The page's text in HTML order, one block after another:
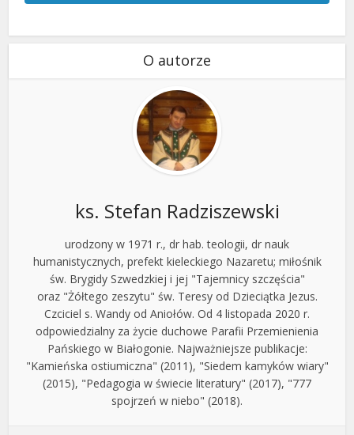
O autorze
ks. Stefan Radziszewski
urodzony w 1971 r., dr hab. teologii, dr nauk
humanistycznych, prefekt kieleckiego Nazaretu; miłośnik
św. Brygidy Szwedzkiej i jej "Tajemnicy szczęścia"
oraz "Żółtego zeszytu" św. Teresy od Dzieciątka Jezus.
Czciciel s. Wandy od Aniołów. Od 4 listopada 2020 r.
odpowiedzialny za życie duchowe Parafii Przemienienia
Pańskiego w Białogonie. Najważniejsze publikacje:
"Kamieńska ostiumiczna" (2011), "Siedem kamyków wiary"
(2015), "Pedagogia w świecie literatury" (2017), "777
spojrzeń w niebo" (2018).